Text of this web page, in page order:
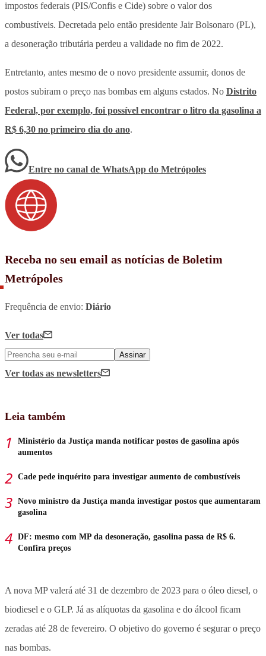
impostos federais (PIS/Confis e Cide) sobre o valor dos
combustíveis. Decretada pelo então presidente Jair Bolsonaro (PL),
a desoneração tributária perdeu a validade no fim de 2022.
Entretanto, antes mesmo de o novo presidente assumir, donos de
postos subiram o preço nas bombas em alguns estados. No Distrito
Federal, por exemplo, foi possível encontrar o litro da gasolina a
R$ 6,30 no primeiro dia do ano.
Entre no canal de WhatsApp do Metrópoles
Receba no seu email as notícias de Boletim
Metrópoles
Frequência de envio: Diário
Ver todas
Assinar
Ver todas as newsletters
Leia também
Ministério da Justiça manda notificar postos de gasolina após
aumentos
Cade pede inquérito para investigar aumento de combustíveis
Novo ministro da Justiça manda investigar postos que aumentaram
gasolina
DF: mesmo com MP da desoneração, gasolina passa de R$ 6.
Confira preços
A nova MP valerá até 31 de dezembro de 2023 para o óleo diesel, o
biodiesel e o GLP. Já as alíquotas da gasolina e do álcool ficam
zeradas até 28 de fevereiro. O objetivo do governo é segurar o preço
nas bombas.